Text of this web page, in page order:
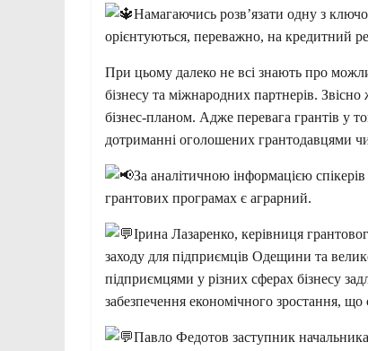
Намагаючись розв’язати одну з
орієнтуються, переважно, на кредитний
При цьому далеко не всі знають про
бізнесу та міжнародних партнерів.
бізнес-планом. Адже перевага грантів у
дотриманні оголошених грантодавцями
За аналітичною інформацією
грантових програмах є аграрний.
Ірина Лазаренко, керівниця
заходу для підприємців Одещини та
підприємцями у різних сферах бізнесу
забезпечення економічного зростання,
Павло Федотов заступник